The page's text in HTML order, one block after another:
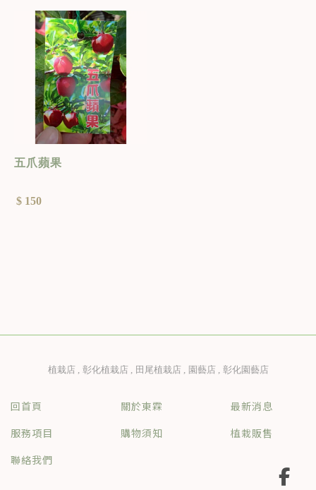
五爪蘋果
$ 150
回首頁 關於東霖
最新消息
服務項目
購物須知
植栽販售
聯絡我們
植栽店 彰化植栽店 田尾植栽店 園藝店 彰化園藝店